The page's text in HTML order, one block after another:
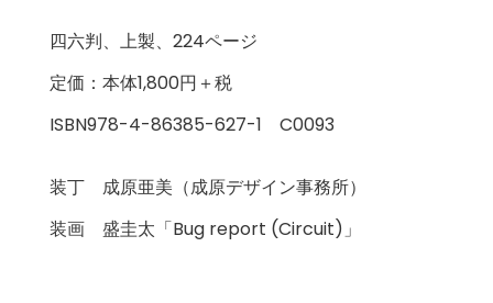
四六判、上製、224ページ
定価：本体1,800円＋税
ISBN978-4-86385-627-1 C0093
装丁 成原亜美（成原デザイン事務所）
装画 盛圭太「Bug report (Circuit)」